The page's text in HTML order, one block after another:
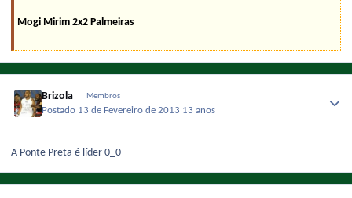
Mogi Mirim 2x2 Palmeiras
Brizola Membros
Postado 13 de Fevereiro de 2013 13 anos
A Ponte Preta é líder 0_0